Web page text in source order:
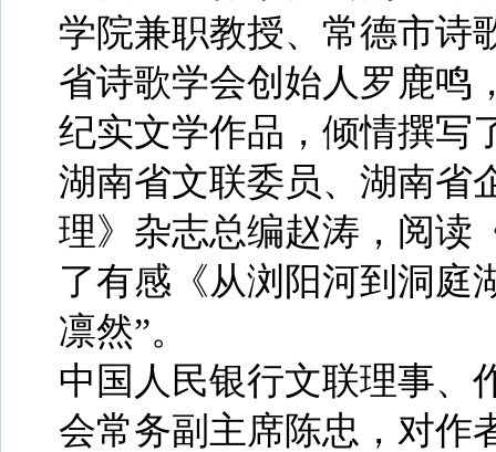
学院兼职教授、常德市诗
省诗歌学会创始人罗鹿鸣
纪实文学作品，倾情撰写
湖南省文联委员、湖南省
理》杂志总编赵涛，阅读
了有感《从浏阳河到洞庭
凛然”。
中国人民银行文联理事、
会常务副主席陈忠，对作